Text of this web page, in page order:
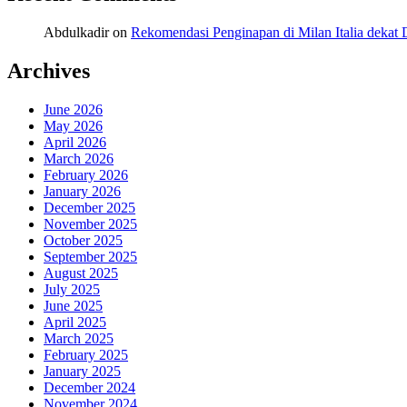
Abdulkadiron Rekomendasi Penginapan di Milan Italia dekat
Archives
June 2026
May 2026
April 2026
March 2026
February 2026
January 2026
December 2025
November 2025
October 2025
September 2025
August 2025
July 2025
June 2025
April 2025
March 2025
February 2025
January 2025
December 2024